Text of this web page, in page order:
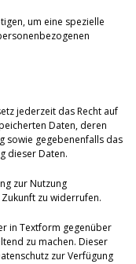
um eine spezielle
jederzeit das Recht auf
Daten, deren
sowie gegebenenfalls das
dieser Daten.
zur Nutzung
zu widerrufen.
in Textform gegenüber
zu machen. Dieser
zur Verfügung